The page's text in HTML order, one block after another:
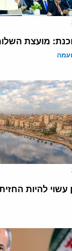
מועצת
עשוי להיות